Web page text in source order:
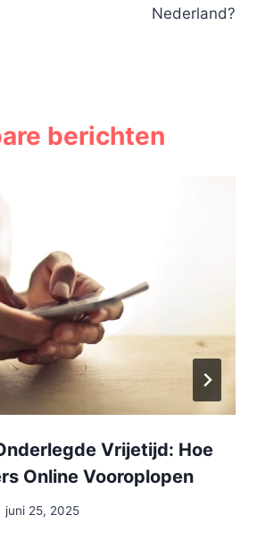
Nederland?
berichten
Vrijetijd: Hoe
Online Vooroplopen
juni 25, 2025